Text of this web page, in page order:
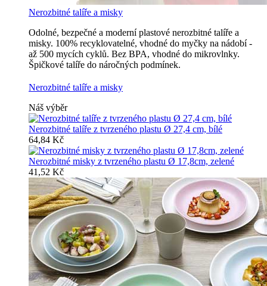
Nerozbitné talíře a misky
Odolné, bezpečné a moderní plastové nerozbitné talíře a
misky. 100% recyklovatelné, vhodné do myčky na nádobí -
až 500 mycích cyklů. Bez BPA, vhodné do mikrovlnky.
Špičkové talíře do náročných podmínek.
Nerozbitné talíře a misky
Náš výběr
Nerozbitné talíře z tvrzeného plastu Ø 27,4 cm, bílé
64,84 Kč
Nerozbitné misky z tvrzeného plastu Ø 17,8cm, zelené
41,52 Kč